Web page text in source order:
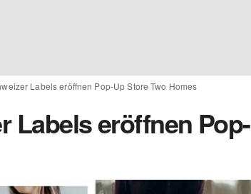
Labels eröffnen Pop-Up Store Two Homes
Labels eröffnen Pop-